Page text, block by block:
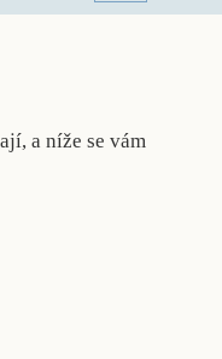
a níže se vám